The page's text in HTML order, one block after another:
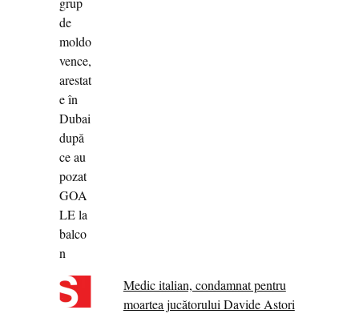
Medic italian, condamnat pentru
moartea jucătorului Davide Astori